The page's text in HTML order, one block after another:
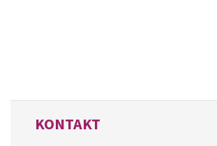
KONTAKT